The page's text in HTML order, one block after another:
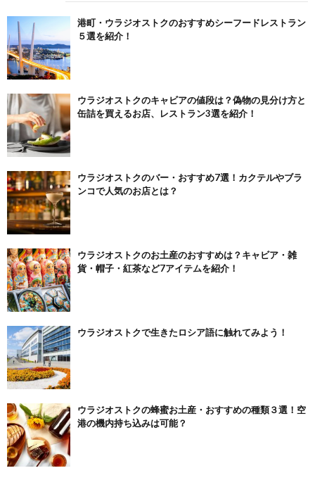
港町・ウラジオストクのおすすめシーフードレストラン
５選を紹介！
ウラジオストクのキャビアの値段は？偽物の見分け方と
缶詰を買えるお店、レストラン3選を紹介！
ウラジオストクのバー・おすすめ7選！カクテルやブラ
ンコで人気のお店とは？
ウラジオストクのお土産のおすすめは？キャビア・雑
貨・帽子・紅茶など7アイテムを紹介！
ウラジオストクで生きたロシア語に触れてみよう！
ウラジオストクの蜂蜜お土産・おすすめの種類３選！空
港の機内持ち込みは可能？